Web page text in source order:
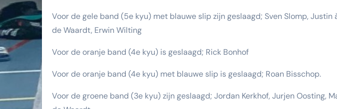
Voor de gele band (5e kyu) met blauwe slip zijn geslaagd; Sven Slomp, Justin
de Waardt, Erwin Wilting
Voor de oranje band (4e kyu) is geslaagd; Rick Bonhof
Voor de oranje band (4e kyu) met blauwe slip is geslaagd; Roan Bisschop.
Voor de groene band (3e kyu) zijn geslaagd; Jordan Kerkhof, Jurjen Oosting,